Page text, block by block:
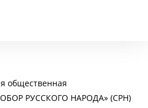
общественная
РУССКОГО НАРОДА» (СРН)